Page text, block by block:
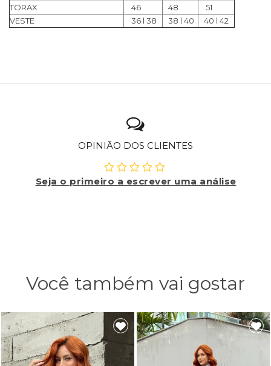
TORAX
46 48
51
VESTE
36 l 38 38 l 40 40 l 42
OPINIÃO DOS CLIENTES
Seja o primeiro a escrever uma análise
Você também vai gostar